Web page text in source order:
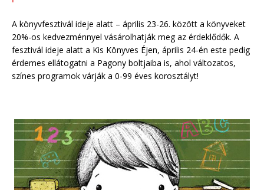
A könyvfesztivál ideje alatt – április 23-26. között a könyveket
20%-os kedvezménnyel vásárolhatják meg az érdeklődők. A
fesztivál ideje alatt a Kis Könyves Éjen, április 24-én este pedig
érdemes ellátogatni a Pagony boltjaiba is, ahol változatos,
színes programok várják a 0-99 éves korosztályt!